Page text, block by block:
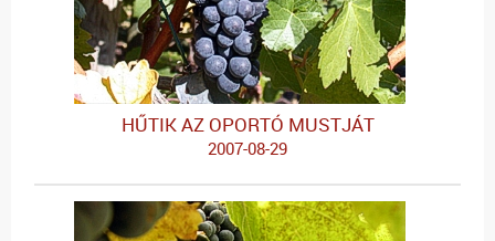
HŰTIK AZ OPORTÓ MUSTJÁT
2007-08-29